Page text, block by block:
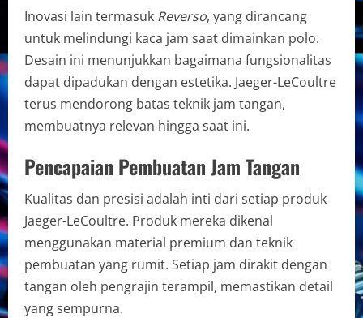
Inovasi lain termasuk Reverso, yang dirancang
untuk melindungi kaca jam saat dimainkan polo.
Desain ini menunjukkan bagaimana fungsionalitas
dapat dipadukan dengan estetika. Jaeger-LeCoultre
terus mendorong batas teknik jam tangan,
membuatnya relevan hingga saat ini.
Pencapaian Pembuatan Jam Tangan
Kualitas dan presisi adalah inti dari setiap produk
Jaeger-LeCoultre. Produk mereka dikenal
menggunakan material premium dan teknik
pembuatan yang rumit. Setiap jam dirakit dengan
tangan oleh pengrajin terampil, memastikan detail
yang sempurna.